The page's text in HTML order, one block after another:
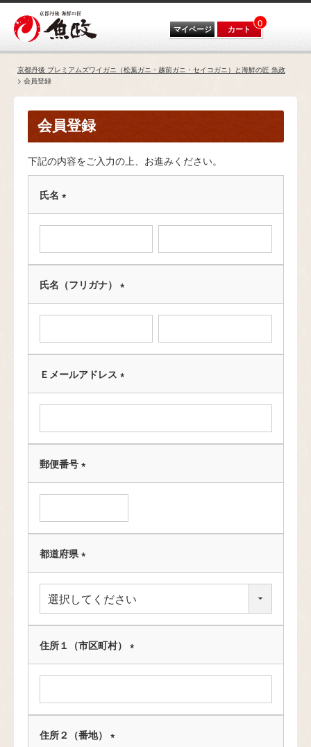
マイページ カート 0
京都丹後 プレミアムズワイガニ（松葉ガニ・越前ガニ・セイコガニ）と海鮮の匠 魚政
会員登録
会員登録
下記の内容をご入力の上、お進みください。
氏名
(
必
)
氏名（フリガナ）
(
必
)
Ｅメールアドレス
(
必
)
郵便番号
(
必
)
都道府県
(
必
須
住所１（市区町村）
(
必
)
住所２（番地）